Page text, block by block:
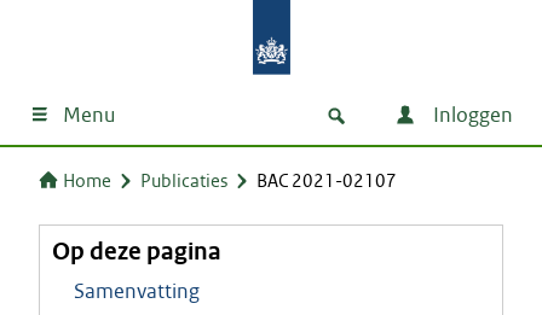
Menu Inloggen
Home Publicaties BAC 2021-02107
Op deze pagina
Samenvatting